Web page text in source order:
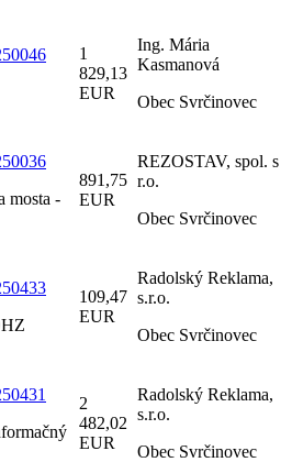
1
829,13
EUR
Ing. Mária
Kasmanová
Obec Svrčinovec
mosta -
891,75
EUR
REZOSTAV, spol. s
r.o.
Obec Svrčinovec
109,47
EUR
Radolský Reklama,
s.r.o.
Obec Svrčinovec
2
482,02
EUR
Radolský Reklama,
s.r.o.
Obec Svrčinovec